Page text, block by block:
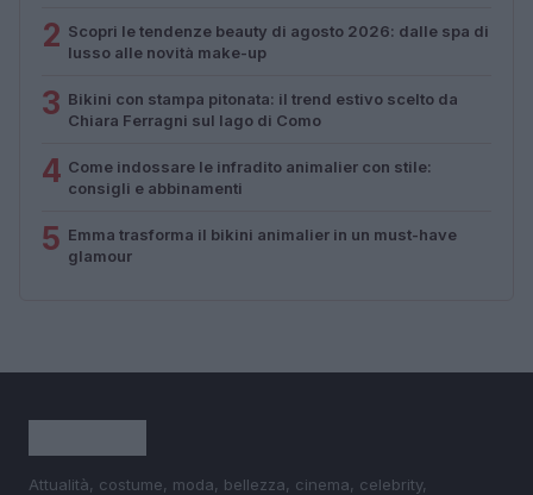
2 Scopri le tendenze beauty di agosto 2026: dalle spa di
lusso alle novità make-up
3 Bikini con stampa pitonata: il trend estivo scelto da
Chiara Ferragni sul lago di Como
4 Come indossare le infradito animalier con stile:
consigli e abbinamenti
5 Emma trasforma il bikini animalier in un must-have
glamour
Attualità, costume, moda, bellezza, cinema, celebrity,